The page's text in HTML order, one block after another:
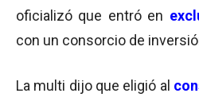
oficializó que entró en
con un consorcio de
La multi dijo que eligió al